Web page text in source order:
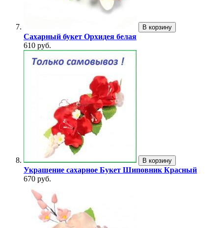
В корзину
Сахарный букет Орхидея белая
610 руб.
В корзину
Украшение сахарное Букет Шиповник Красный
670 руб.